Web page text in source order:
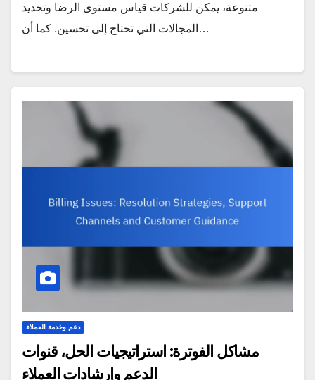
متنوعة، يمكن للشركات قياس مستوى الرضا وتحديد
المجالات التي تحتاج إلى تحسين. كما أن…
دعم وخدمة العملاء
مشاكل الفوترة: استراتيجيات الحل، قنوات
الدعم وإرشادات العملاء